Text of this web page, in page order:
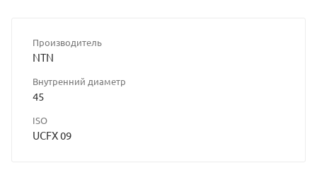
Производитель
NTN
Внутренний диаметр
45
ISO
UCFX 09